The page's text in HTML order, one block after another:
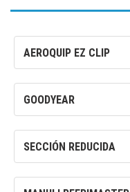
AEROQUIP EZ CLIP
GOODYEAR
SECCIÓN REDUCIDA